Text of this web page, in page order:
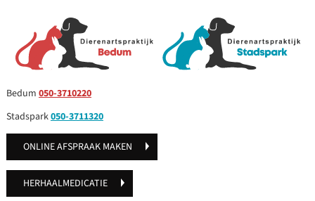
Bedum 050-3710220
Stadspark050-3711320
ONLINE AFSPRAAK MAKEN
HERHAALMEDICATIE